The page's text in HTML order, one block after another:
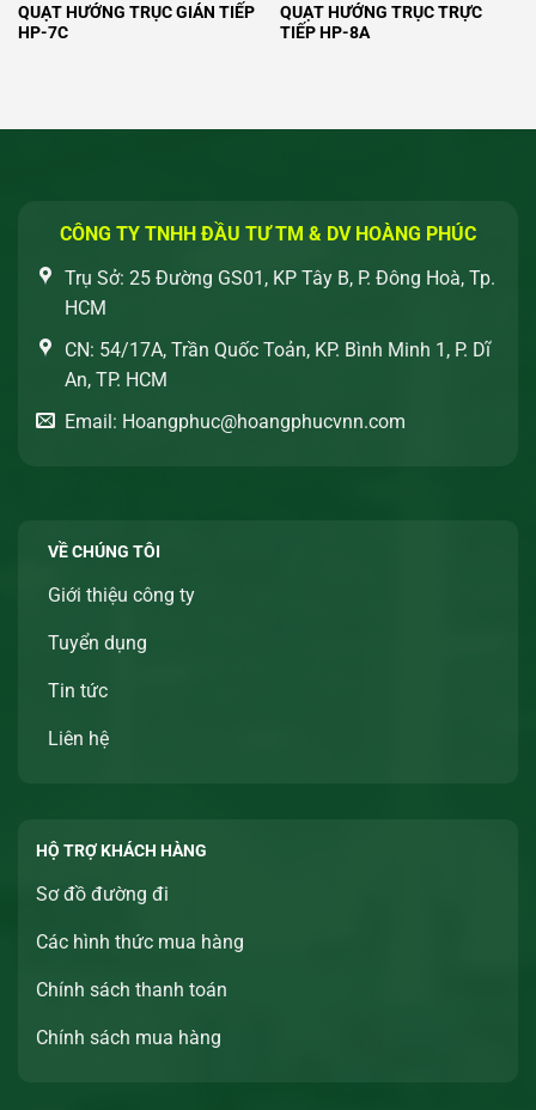
QUẠT HƯỚNG TRỤC GIÁN TIẾP
HP-7C
QUẠT HƯỚNG TRỤC TRỰC
TIẾP HP-8A
CÔNG TY TNHH ĐẦU TƯ TM & DV HOÀNG PHÚC
Trụ Sở: 25 Đường GS01, KP Tây B, P. Đông Hoà, Tp.
HCM
CN: 54/17A, Trần Quốc Toản, KP. Bình Minh 1, P. Dĩ
An, TP. HCM
Email: Hoangphuc@hoangphucvnn.com
VỀ CHÚNG TÔI
Giới thiệu công ty
Tuyển dụng
Tin tức
Liên hệ
HỘ TRỢ KHÁCH HÀNG
Sơ đồ đường đi
Các hình thức mua hàng
Chính sách thanh toán
Chính sách mua hàng